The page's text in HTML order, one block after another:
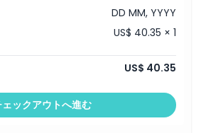
DD MM, YYYY
US$ 40.35 × 1
US$ 40.35
ックアウトへ進む